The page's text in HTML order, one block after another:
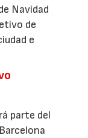
Navidad
de
e
parte del